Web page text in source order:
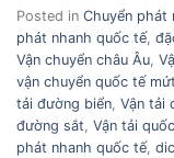
Posted in Chuyển phát
phát nhanh quốc tế,
Vận chuyển châu Âu,
vận chuyển quốc tế mứt
tải đường biển, Vận tải
đường sắt, Vận tải
phát nhanh quốc tế,